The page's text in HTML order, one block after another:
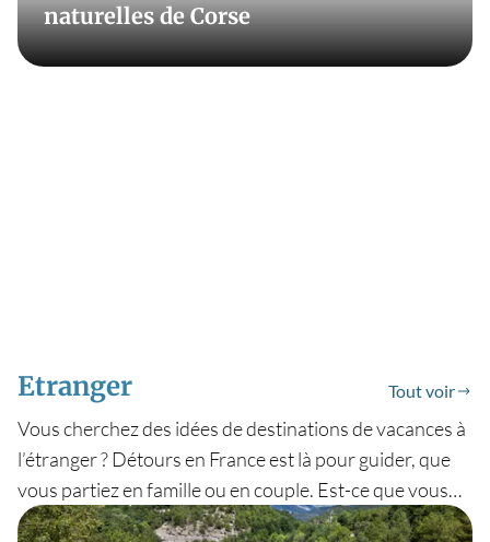
naturelles de Corse
Etranger Tout voir
Vous cherchez des idées de destinations de vacances à
l’étranger ? Détours en France est là pour guider, que
vous partiez en famille ou en couple. Est-ce que vous
êtes plutôt attirés par l’accueil chaleureux de l’Espagne